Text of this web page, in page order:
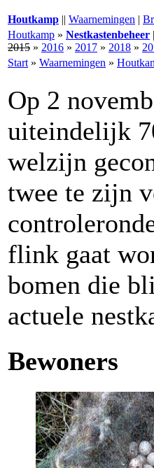
Houtkamp || Waarnemingen |
Houtkamp » Nestkastenbeheer
2015 » 2016 » 2017 » 2018 »
Start » Waarnemingen »
Op 2
uiteindelijk
welzijn
twee te zijn
flink gaat
bomen die
actuele
Bewoners